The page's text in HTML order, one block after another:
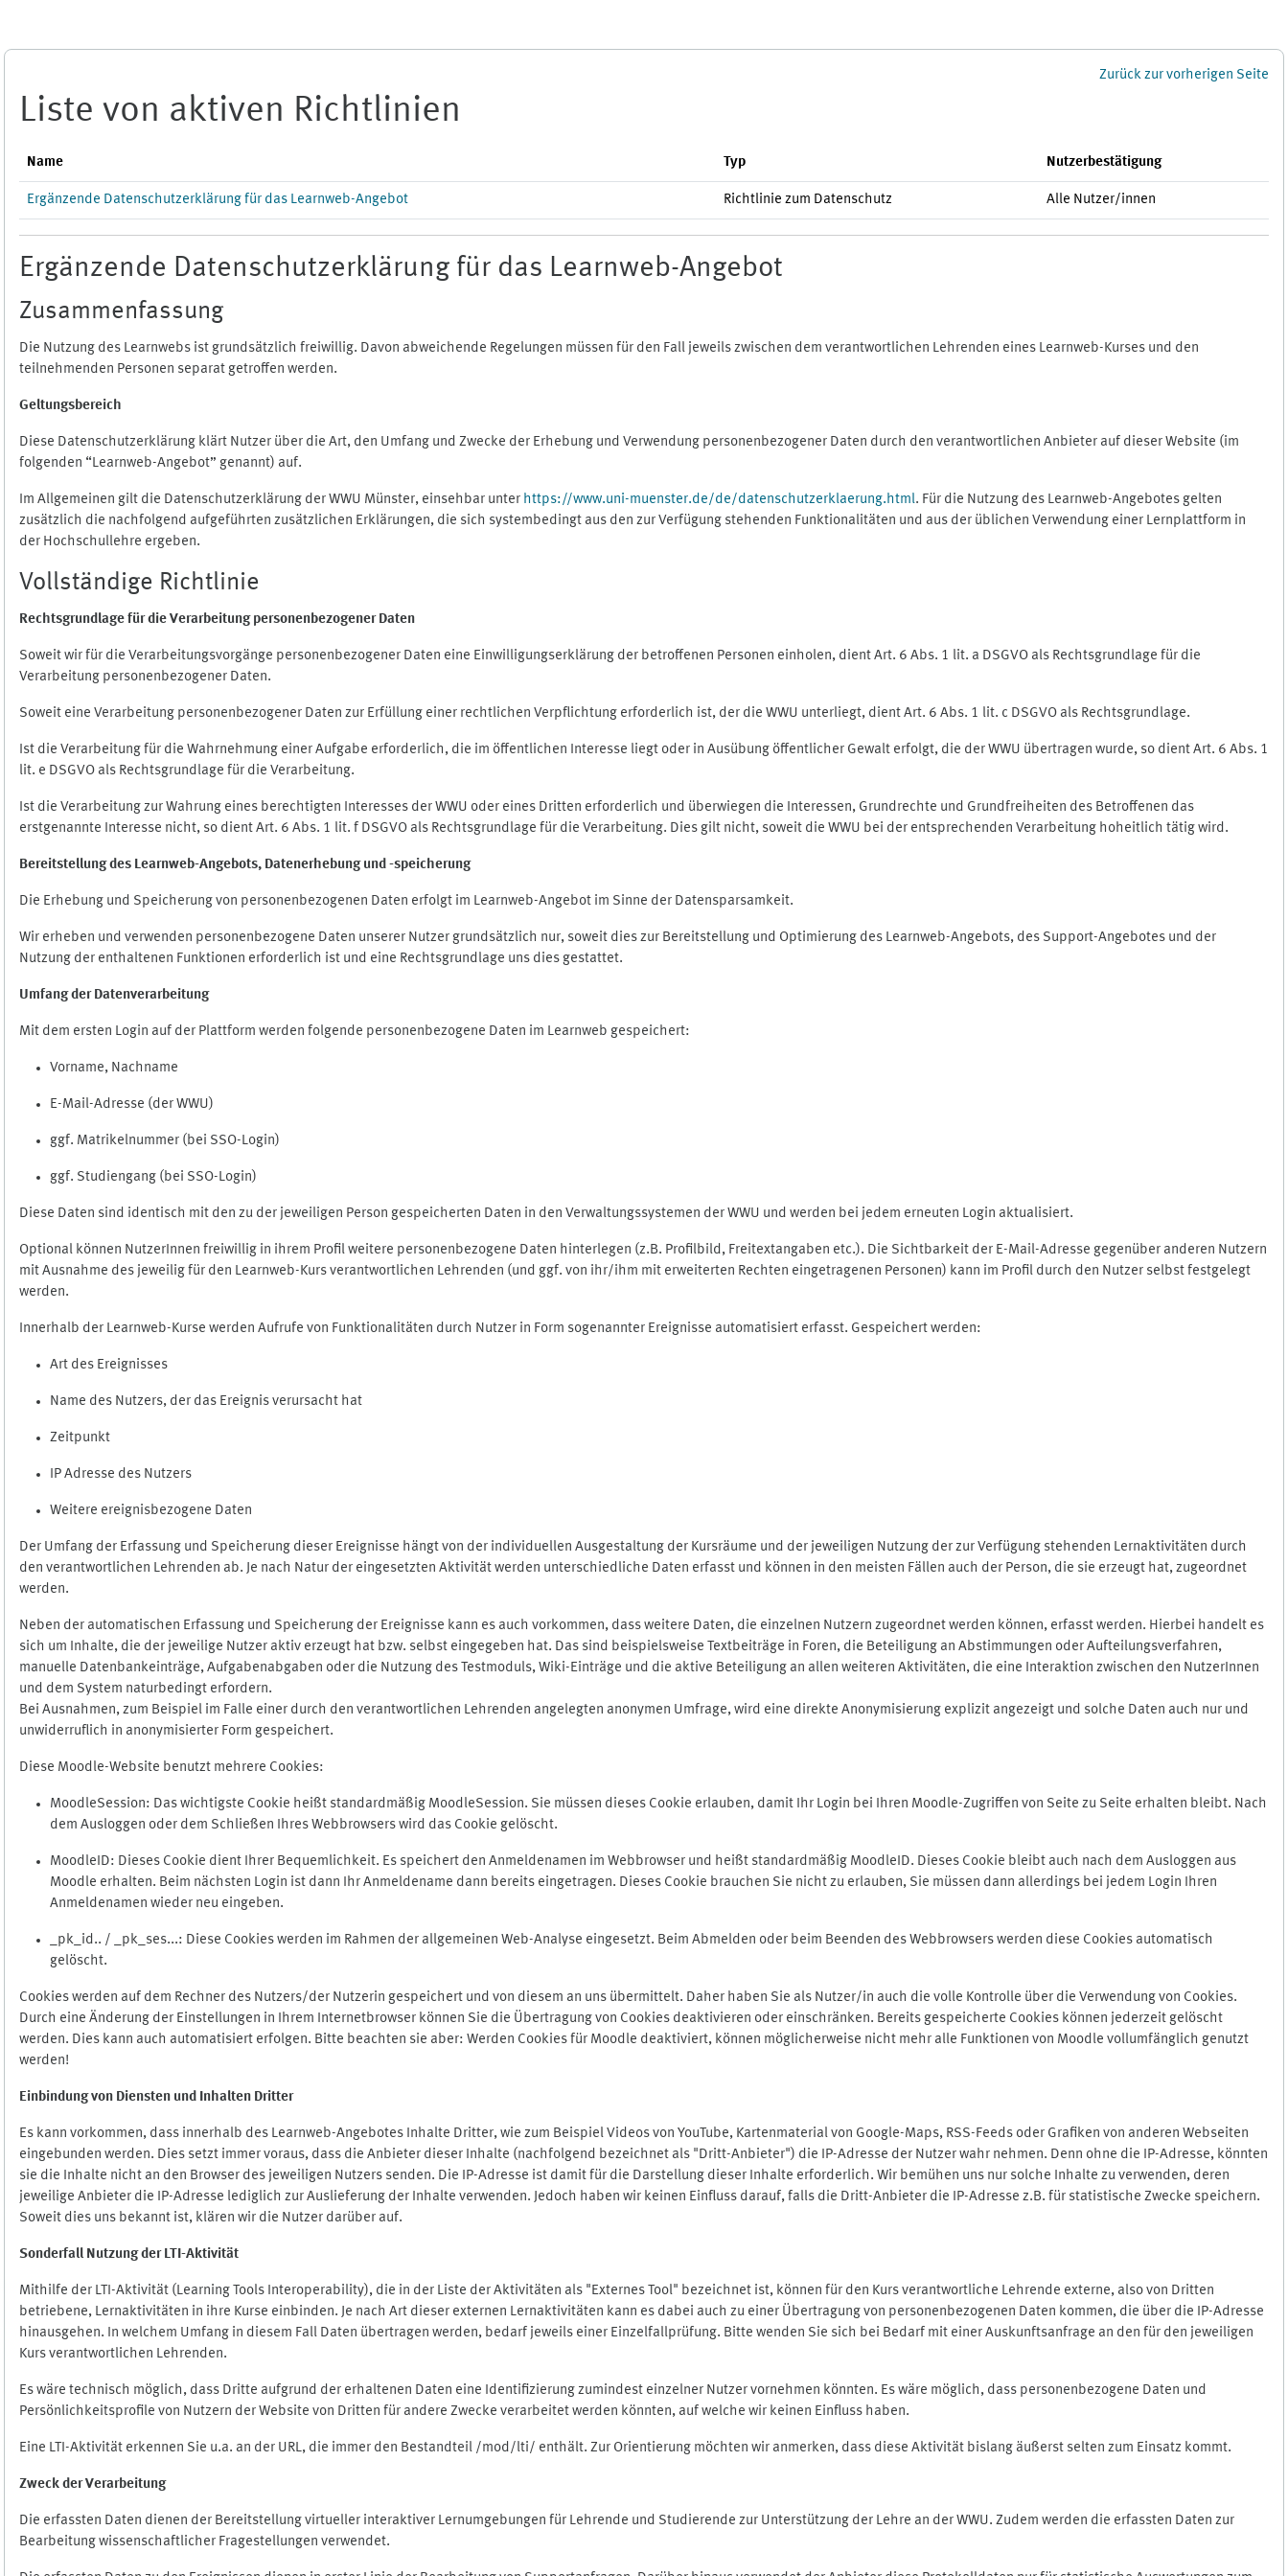
Zurück zur vorherigen Seite
Liste von aktiven Richtlinien
Name Typ Nutzerbestätigung
Ergänzende Datenschutzerklärung für das Learnweb-Angebot Richtlinie zum Datenschutz Alle Nutzer/innen
Ergänzende Datenschutzerklärung für das Learnweb-Angebot
Zusammenfassung
Die Nutzung des Learnwebs ist grundsätzlich freiwillig. Davon abweichende Regelungen müssen für den Fall jeweils zwischen dem verantwortlichen Lehrenden eines Learnweb-Kurses und den
teilnehmenden Personen separat getroffen werden.
Geltungsbereich
Diese Datenschutzerklärung klärt Nutzer über die Art, den Umfang und Zwecke der Erhebung und Verwendung personenbezogener Daten durch den verantwortlichen Anbieter auf dieser Website (im
folgenden “Learnweb-Angebot” genannt) auf.
Im Allgemeinen gilt die Datenschutzerklärung der WWU Münster, einsehbar unter https://www.uni-muenster.de/de/datenschutzerklaerung.html. Für die Nutzung des Learnweb-Angebotes gelten
zusätzlich die nachfolgend aufgeführten zusätzlichen Erklärungen, die sich systembedingt aus den zur Verfügung stehenden Funktionalitäten und aus der üblichen Verwendung einer Lernplattform in
der Hochschullehre ergeben.
Vollständige Richtlinie
Rechtsgrundlage für die Verarbeitung personenbezogener Daten
Soweit wir für die Verarbeitungsvorgänge personenbezogener Daten eine Einwilligungserklärung der betroffenen Personen einholen, dient Art. 6 Abs. 1 lit. a DSGVO als Rechtsgrundlage für die
Verarbeitung personenbezogener Daten.
Soweit eine Verarbeitung personenbezogener Daten zur Erfüllung einer rechtlichen Verpflichtung erforderlich ist, der die WWU unterliegt, dient Art. 6 Abs. 1 lit. c DSGVO als Rechtsgrundlage.
Ist die Verarbeitung für die Wahrnehmung einer Aufgabe erforderlich, die im öffentlichen Interesse liegt oder in Ausübung öffentlicher Gewalt erfolgt, die der WWU übertragen wurde, so dient Art. 6 Abs. 1
lit. e DSGVO als Rechtsgrundlage für die Verarbeitung.
Ist die Verarbeitung zur Wahrung eines berechtigten Interesses der WWU oder eines Dritten erforderlich und überwiegen die Interessen, Grundrechte und Grundfreiheiten des Betroffenen das
erstgenannte Interesse nicht, so dient Art. 6 Abs. 1 lit. f DSGVO als Rechtsgrundlage für die Verarbeitung. Dies gilt nicht, soweit die WWU bei der entsprechenden Verarbeitung hoheitlich tätig wird.
Bereitstellung des Learnweb-Angebots, Datenerhebung und -speicherung
Die Erhebung und Speicherung von personenbezogenen Daten erfolgt im Learnweb-Angebot im Sinne der Datensparsamkeit.
Wir erheben und verwenden personenbezogene Daten unserer Nutzer grundsätzlich nur, soweit dies zur Bereitstellung und Optimierung des Learnweb-Angebots, des Support-Angebotes und der
Nutzung der enthaltenen Funktionen erforderlich ist und eine Rechtsgrundlage uns dies gestattet.
Umfang der Datenverarbeitung
Mit dem ersten Login auf der Plattform werden folgende personenbezogene Daten im Learnweb gespeichert:
Vorname, Nachname
E-Mail-Adresse (der WWU)
ggf. Matrikelnummer (bei SSO-Login)
ggf. Studiengang (bei SSO-Login)
Diese Daten sind identisch mit den zu der jeweiligen Person gespeicherten Daten in den Verwaltungssystemen der WWU und werden bei jedem erneuten Login aktualisiert.
Optional können NutzerInnen freiwillig in ihrem Profil weitere personenbezogene Daten hinterlegen (z.B. Profilbild, Freitextangaben etc.). Die Sichtbarkeit der E-Mail-Adresse gegenüber anderen Nutzern
mit Ausnahme des jeweilig für den Learnweb-Kurs verantwortlichen Lehrenden (und ggf. von ihr/ihm mit erweiterten Rechten eingetragenen Personen) kann im Profil durch den Nutzer selbst festgelegt
werden.
Innerhalb der Learnweb-Kurse werden Aufrufe von Funktionalitäten durch Nutzer in Form sogenannter Ereignisse automatisiert erfasst. Gespeichert werden:
Art des Ereignisses
Name des Nutzers, der das Ereignis verursacht hat
Zeitpunkt
IP Adresse des Nutzers
Weitere ereignisbezogene Daten
Der Umfang der Erfassung und Speicherung dieser Ereignisse hängt von der individuellen Ausgestaltung der Kursräume und der jeweiligen Nutzung der zur Verfügung stehenden Lernaktivitäten durch
den verantwortlichen Lehrenden ab. Je nach Natur der eingesetzten Aktivität werden unterschiedliche Daten erfasst und können in den meisten Fällen auch der Person, die sie erzeugt hat, zugeordnet
werden.
Neben der automatischen Erfassung und Speicherung der Ereignisse kann es auch vorkommen, dass weitere Daten, die einzelnen Nutzern zugeordnet werden können, erfasst werden. Hierbei handelt es
sich um Inhalte, die der jeweilige Nutzer aktiv erzeugt hat bzw. selbst eingegeben hat. Das sind beispielsweise Textbeiträge in Foren, die Beteiligung an Abstimmungen oder Aufteilungsverfahren,
manuelle Datenbankeinträge, Aufgabenabgaben oder die Nutzung des Testmoduls, Wiki-Einträge und die aktive Beteiligung an allen weiteren Aktivitäten, die eine Interaktion zwischen den NutzerInnen
und dem System naturbedingt erfordern.
Bei Ausnahmen, zum Beispiel im Falle einer durch den verantwortlichen Lehrenden angelegten anonymen Umfrage, wird eine direkte Anonymisierung explizit angezeigt und solche Daten auch nur und
unwiderruflich in anonymisierter Form gespeichert.
Diese Moodle-Website benutzt mehrere Cookies:
MoodleSession: Das wichtigste Cookie heißt standardmäßig MoodleSession. Sie müssen dieses Cookie erlauben, damit Ihr Login bei Ihren Moodle-Zugriffen von Seite zu Seite erhalten bleibt. Nach
dem Ausloggen oder dem Schließen Ihres Webbrowsers wird das Cookie gelöscht.
MoodleID: Dieses Cookie dient Ihrer Bequemlichkeit. Es speichert den Anmeldenamen im Webbrowser und heißt standardmäßig MoodleID. Dieses Cookie bleibt auch nach dem Ausloggen aus
Moodle erhalten. Beim nächsten Login ist dann Ihr Anmeldename dann bereits eingetragen. Dieses Cookie brauchen Sie nicht zu erlauben, Sie müssen dann allerdings bei jedem Login Ihren
Anmeldenamen wieder neu eingeben.
_pk_id.. / _pk_ses...: Diese Cookies werden im Rahmen der allgemeinen Web-Analyse eingesetzt. Beim Abmelden oder beim Beenden des Webbrowsers werden diese Cookies automatisch
gelöscht.
Cookies werden auf dem Rechner des Nutzers/der Nutzerin gespeichert und von diesem an uns übermittelt. Daher haben Sie als Nutzer/in auch die volle Kontrolle über die Verwendung von Cookies.
Durch eine Änderung der Einstellungen in Ihrem Internetbrowser können Sie die Übertragung von Cookies deaktivieren oder einschränken. Bereits gespeicherte Cookies können jederzeit gelöscht
werden. Dies kann auch automatisiert erfolgen. Bitte beachten sie aber: Werden Cookies für Moodle deaktiviert, können möglicherweise nicht mehr alle Funktionen von Moodle vollumfänglich genutzt
werden!
Einbindung von Diensten und Inhalten Dritter
Es kann vorkommen, dass innerhalb des Learnweb-Angebotes Inhalte Dritter, wie zum Beispiel Videos von YouTube, Kartenmaterial von Google-Maps, RSS-Feeds oder Grafiken von anderen Webseiten
eingebunden werden. Dies setzt immer voraus, dass die Anbieter dieser Inhalte (nachfolgend bezeichnet als "Dritt-Anbieter") die IP-Adresse der Nutzer wahr nehmen. Denn ohne die IP-Adresse, könnten
sie die Inhalte nicht an den Browser des jeweiligen Nutzers senden. Die IP-Adresse ist damit für die Darstellung dieser Inhalte erforderlich. Wir bemühen uns nur solche Inhalte zu verwenden, deren
jeweilige Anbieter die IP-Adresse lediglich zur Auslieferung der Inhalte verwenden. Jedoch haben wir keinen Einfluss darauf, falls die Dritt-Anbieter die IP-Adresse z.B. für statistische Zwecke speichern.
Soweit dies uns bekannt ist, klären wir die Nutzer darüber auf.
Sonderfall Nutzung der LTI-Aktivität
Mithilfe der LTI-Aktivität (Learning Tools Interoperability), die in der Liste der Aktivitäten als "Externes Tool" bezeichnet ist, können für den Kurs verantwortliche Lehrende externe, also von Dritten
betriebene, Lernaktivitäten in ihre Kurse einbinden. Je nach Art dieser externen Lernaktivitäten kann es dabei auch zu einer Übertragung von personenbezogenen Daten kommen, die über die IP-Adresse
hinausgehen. In welchem Umfang in diesem Fall Daten übertragen werden, bedarf jeweils einer Einzelfallprüfung. Bitte wenden Sie sich bei Bedarf mit einer Auskunftsanfrage an den für den jeweiligen
Kurs verantwortlichen Lehrenden.
Es wäre technisch möglich, dass Dritte aufgrund der erhaltenen Daten eine Identifizierung zumindest einzelner Nutzer vornehmen könnten. Es wäre möglich, dass personenbezogene Daten und
Persönlichkeitsprofile von Nutzern der Website von Dritten für andere Zwecke verarbeitet werden könnten, auf welche wir keinen Einfluss haben.
Eine LTI-Aktivität erkennen Sie u.a. an der URL, die immer den Bestandteil /mod/lti/ enthält. Zur Orientierung möchten wir anmerken, dass diese Aktivität bislang äußerst selten zum Einsatz kommt.
Zweck der Verarbeitung
Die erfassten Daten dienen der Bereitstellung virtueller interaktiver Lernumgebungen für Lehrende und Studierende zur Unterstützung der Lehre an der WWU. Zudem werden die erfassten Daten zur
Bearbeitung wissenschaftlicher Fragestellungen verwendet.